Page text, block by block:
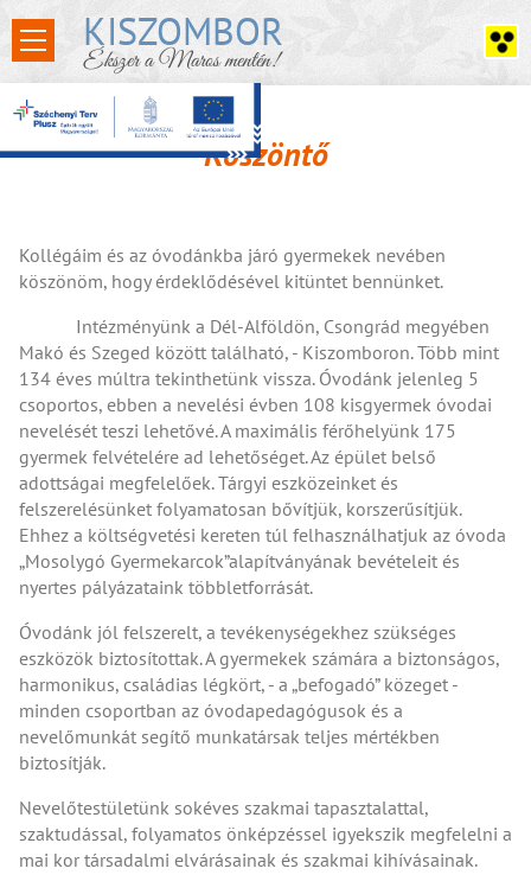
KISZOMBOR
Ékszer a Maros mentén!
Köszöntő
Kollégáim és az óvodánkba járó gyermekek nevében
köszönöm, hogy érdeklődésével kitüntet bennünket.
Intézményünk a Dél-Alföldön, Csongrád megyében
Makó és Szeged között található, - Kiszomboron. Több mint
134 éves múltra tekinthetünk vissza. Óvodánk jelenleg 5
csoportos, ebben a nevelési évben 108 kisgyermek óvodai
nevelését teszi lehetővé. A maximális férőhelyünk 175
gyermek felvételére ad lehetőséget. Az épület belső
adottságai megfelelőek. Tárgyi eszközeinket és
felszerelésünket folyamatosan bővítjük, korszerűsítjük.
Ehhez a költségvetési kereten túl felhasználhatjuk az óvoda
„Mosolygó Gyermekarcok”alapítványának bevételeit és
nyertes pályázataink többletforrását.
Óvodánk jól felszerelt, a tevékenységekhez szükséges
eszközök biztosítottak. A gyermekek számára a biztonságos,
harmonikus, családias légkört, - a „befogadó” közeget -
minden csoportban az óvodapedagógusok és a
nevelőmunkát segítő munkatársak teljes mértékben
biztosítják.
Nevelőtestületünk sokéves szakmai tapasztalattal,
szaktudással, folyamatos önképzéssel igyekszik megfelelni a
mai kor társadalmi elvárásainak és szakmai kihívásainak.